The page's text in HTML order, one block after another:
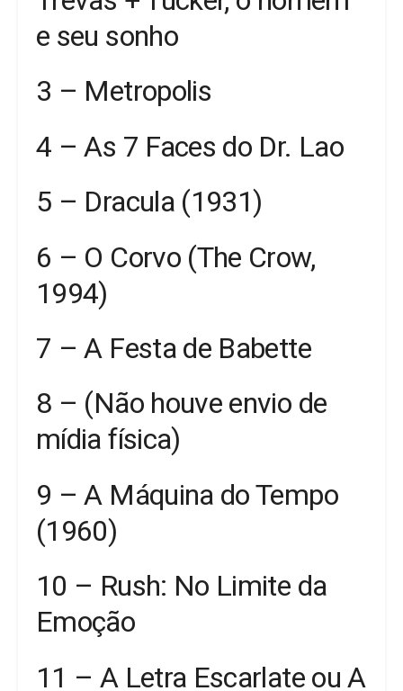
e seu sonho
3 – Metropolis
4 – As 7 Faces do Dr. Lao
5 – Dracula (1931)
6 – O Corvo (The Crow,
1994)
7 – A Festa de Babette
8 – (Não houve envio de
mídia física)
9 – A Máquina do Tempo
(1960)
10 – Rush: No Limite da
Emoção
11 – A Letra Escarlate ou A